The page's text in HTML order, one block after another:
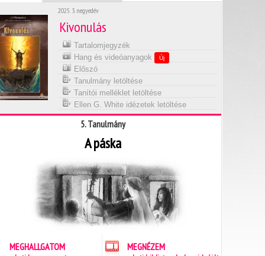
2025. 3. negyedév
Kivonulás
Tartalomjegyzék
Hang és videóanyagok
Új
Előszó
Tanulmány letöltése
Tanítói melléklet letöltése
Ellen G. White idézetek letöltése
5. Tanulmány
A páska
MEGHALLGATOM MEGNÉZEM